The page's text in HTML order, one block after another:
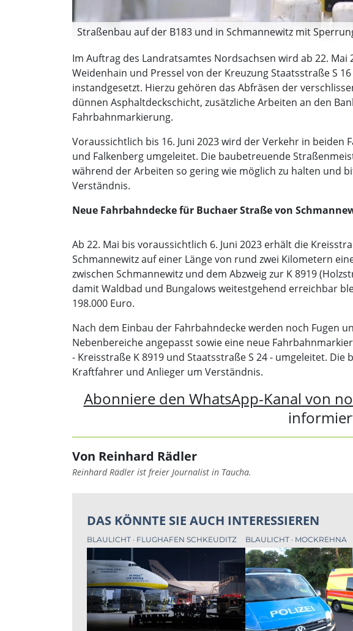
Straßenbau auf der B183 und in Schmannewitz mit
Im Auftrag des Landratsamtes Nordsachsen wird ab 22. Mai
Weidenhain und Pressel von der Kreuzung Staatsstraße S
instandgesetzt. Hierzu gehören das Abfräsen der
dünnen Asphaltdeckschicht, zusätzliche Arbeiten an den
Fahrbahnmarkierung.
Voraussichtlich bis 16. Juni 2023 wird der Verkehr in
und Falkenberg umgeleitet. Die baubetreuende
während der Arbeiten so gering wie möglich zu halten und
Verständnis.
Neue Fahrbahndecke für Buchaer Straße von
Ab 22. Mai bis voraussichtlich 6. Juni 2023 erhält die
Schmannewitz auf einer Länge von rund zwei Kilometern
zwischen Schmannewitz und dem Abzweig zur K 8919
damit Waldbad und Bungalows weitestgehend erreichbar
198.000 Euro.
Nach dem Einbau der Fahrbahndecke werden noch Fugen
Nebenbereiche angepasst sowie eine neue
- Kreisstraße K 8919 und Staatsstraße S 24 - umgeleitet.
Kraftfahrer und Anlieger um Verständnis.
Abonniere den WhatsApp-Kanal von
Von Reinhard Rädler
Reinhard Rädler ist freier Journalist in Taucha.
DAS KÖNNTE SIE AUCH INTERESSIEREN
BLAULICHT FLUGHAFEN SCHKEUDITZ BLAULICHT MOCKREHNA